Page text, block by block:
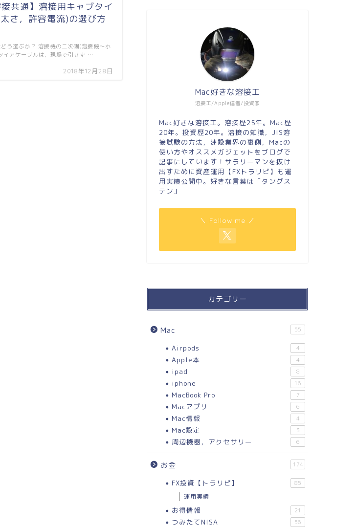
共通】溶接用キャブタイ
さ，許容電流)の選び方
2018年12月28日
う選ぶか？ 溶接機の二次側(溶接機〜ホ
イアケーブルは，現場で引きず …
溶接工/Apple信者/投資家
Mac好きな溶接工
Mac好きな溶接工。溶接歴25年。Mac歴
20年。投資歴20年。溶接の知識，JIS溶
接試験の方法，建設業界の裏側，Macの
使い方やオススメガジェットをブログで
記事にしています！サラリーマンを抜け
出すために資産運用【FXトラリピ】も運
用実績公開中。好きな言葉は「タングス
テン」
＼ Follow me ／
カテゴリー
Mac 55
Airpods 4
Apple本 4
ipad 8
iphone 16
MacBook Pro 7
Macアプリ 6
Mac情報 4
Mac設定 3
周辺機器，アクセサリー 6
お金 174
FX投資【トラリピ】 85
運用実績
お得情報 21
つみたてNISA 56